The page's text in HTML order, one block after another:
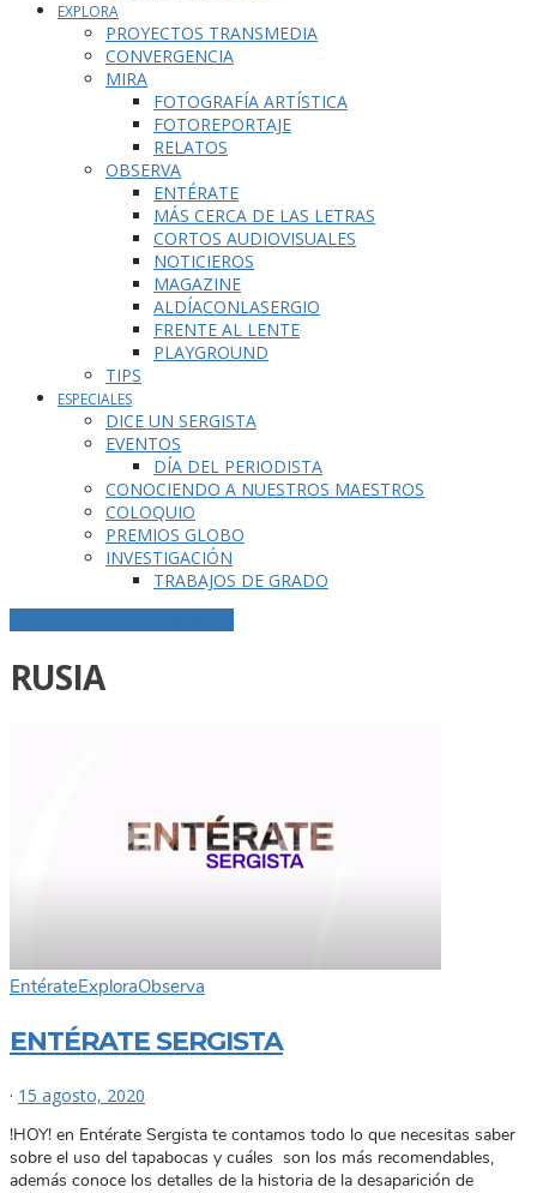
EXPLORA
PROYECTOS TRANSMEDIA
CONVERGENCIA
MIRA
FOTOGRAFÍA ARTÍSTICA
FOTOREPORTAJE
RELATOS
OBSERVA
ENTÉRATE
MÁS CERCA DE LAS LETRAS
CORTOS AUDIOVISUALES
NOTICIEROS
MAGAZINE
ALDÍACONLASERGIO
FRENTE AL LENTE
PLAYGROUND
TIPS
ESPECIALES
DICE UN SERGISTA
EVENTOS
DÍA DEL PERIODISTA
CONOCIENDO A NUESTROS MAESTROS
COLOQUIO
PREMIOS GLOBO
INVESTIGACIÓN
TRABAJOS DE GRADO
RUSIA
EntérateExploraObserva
ENTÉRATE SERGISTA
· 15 agosto, 2020
!HOY! en Entérate Sergista te contamos todo lo que necesitas saber
sobre el uso del tapabocas y cuáles son los más recomendables,
además conoce los detalles de la historia de la desaparición de